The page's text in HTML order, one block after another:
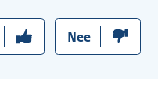
Nee